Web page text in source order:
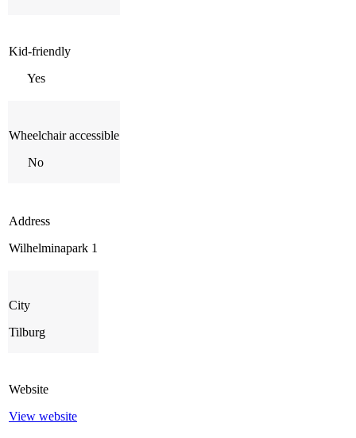
Kid-friendly
Yes
Wheelchair accessible
No
Address
Wilhelminapark 1
City
Tilburg
Website
View website